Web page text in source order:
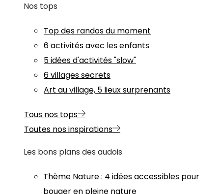
Nos tops
Top des randos du moment
6 activités avec les enfants
5 idées d'activités "slow"
6 villages secrets
Art au village, 5 lieux surprenants
Tous nos tops
Toutes nos inspirations
Les bons plans des audois
Thème Nature: 4 idées accessibles pour
bouger en pleine nature